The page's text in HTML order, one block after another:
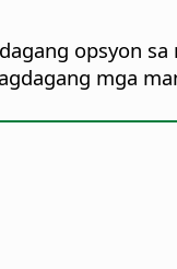
opsyon
mga